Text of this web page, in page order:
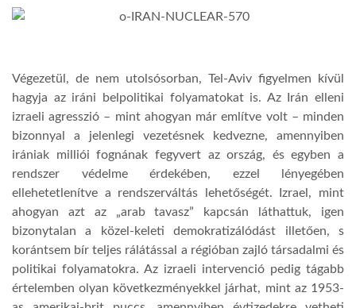
Végezetül, de nem utolsósorban, Tel-Aviv figyelmen kívül
hagyja az iráni belpolitikai folyamatokat is. Az Irán elleni
izraeli agresszió – mint ahogyan már említve volt – minden
bizonnyal a jelenlegi vezetésnek kedvezne, amennyiben
irániak milliói fognának fegyvert az ország, és egyben a
rendszer védelme érdekében, ezzel lényegében
ellehetetlenítve a rendszerváltás lehetőségét. Izrael, mint
ahogyan azt az „arab tavasz” kapcsán láthattuk, igen
bizonytalan a közel-keleti demokratizálódást illetően, s
korántsem bír teljes rálátással a régióban zajló társadalmi és
politikai folyamatokra. Az izraeli intervenció pedig tágabb
értelemben olyan következményekkel járhat, mint az 1953-